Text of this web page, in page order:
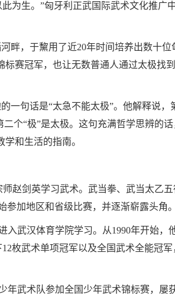
为生。”匈牙利正武国际武术文化推广
，于黧用了近20年时间培养出数十位
标赛冠军，也让无数普通人通过太极找
句话是“太急不能太极”。他解释说，
个“极”是太极。这句充满哲学思辨的话
和生活的指南。
赵剑英学习武术。武当拳、武当太乙五
加地区和省级比赛，并逐渐崭露头角。
武汉体育学院学习。从1990年开始，
枚武术单项冠军以及全国武术全能冠军
武术队参加全国少年武术锦标赛，屡